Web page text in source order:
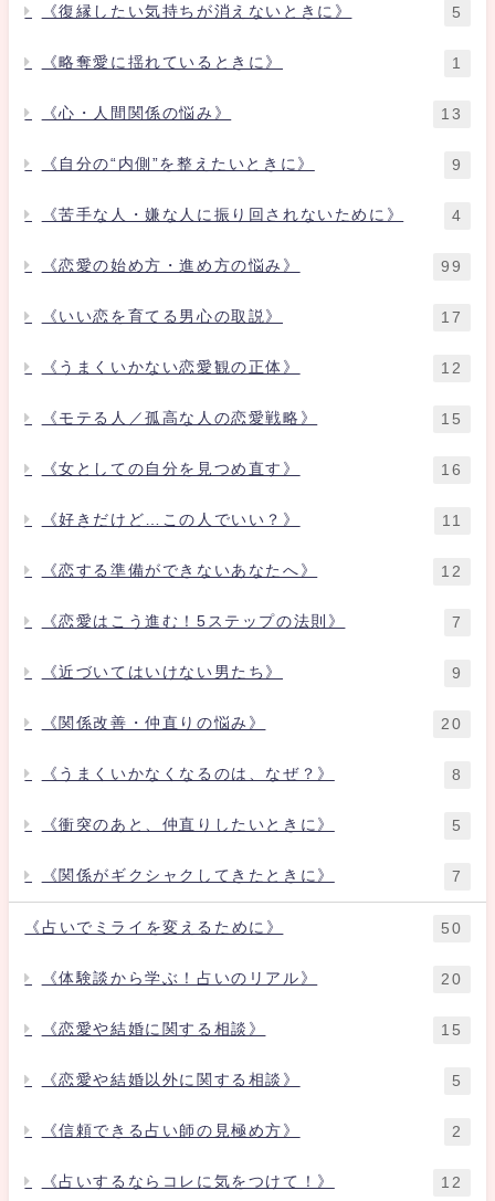
《復縁したい気持ちが消えないときに》 5
《略奪愛に揺れているときに》 1
《心・人間関係の悩み》 13
《自分の“内側”を整えたいときに》 9
《苦手な人・嫌な人に振り回されないために》 4
《恋愛の始め方・進め方の悩み》 99
《いい恋を育てる男心の取説》 17
《うまくいかない恋愛観の正体》 12
《モテる人／孤高な人の恋愛戦略》 15
《女としての自分を見つめ直す》 16
《好きだけど…この人でいい？》 11
《恋する準備ができないあなたへ》 12
《恋愛はこう進む！5ステップの法則》 7
《近づいてはいけない男たち》 9
《関係改善・仲直りの悩み》 20
《うまくいかなくなるのは、なぜ？》 8
《衝突のあと、仲直りしたいときに》 5
《関係がギクシャクしてきたときに》 7
《占いでミライを変えるために》 50
《体験談から学ぶ！占いのリアル》 20
《恋愛や結婚に関する相談》 15
《恋愛や結婚以外に関する相談》 5
《信頼できる占い師の見極め方》 2
《占いするならコレに気をつけて！》 12